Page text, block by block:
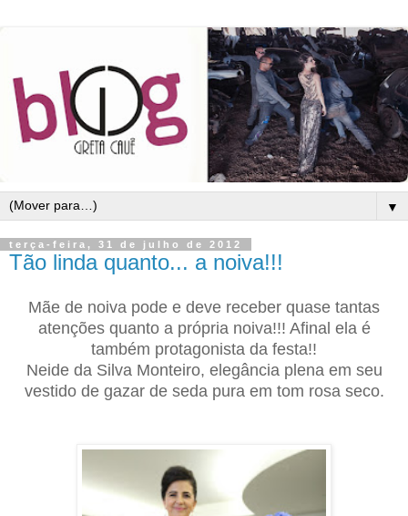
▼
terça-feira, 31 de julho de 2012
Tão linda quanto... a noiva!!!
Mãe de noiva pode e deve receber quase tantas
atenções quanto a própria noiva!!! Afinal ela é
também protagonista da festa!!
Neide da Silva Monteiro, elegância plena em seu
vestido de gazar de seda pura em tom rosa seco.